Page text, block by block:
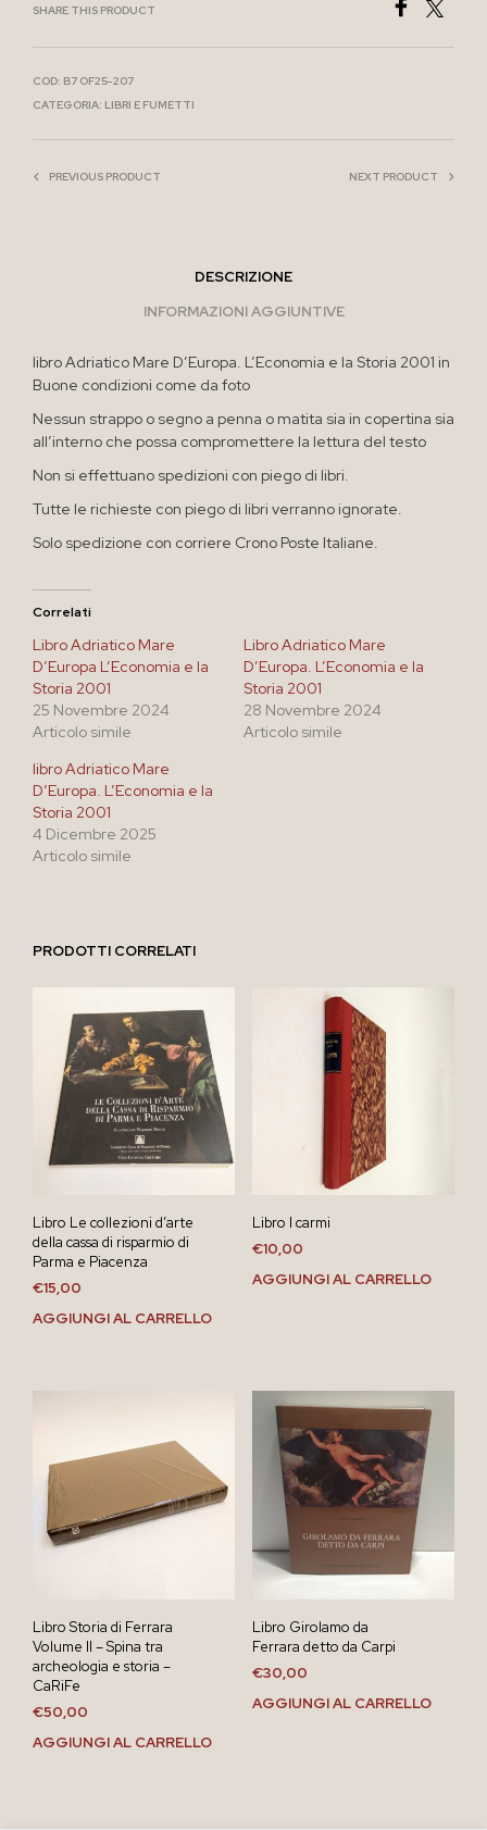
SHARE THIS PRODUCT
COD: B7 OF25-207
CATEGORIA: LIBRI E FUMETTI
PREVIOUS PRODUCT NEXT PRODUCT
DESCRIZIONE
INFORMAZIONI AGGIUNTIVE
libro Adriatico Mare D’Europa. L’Economia e la Storia 2001 in
Buone condizioni come da foto
Nessun strappo o segno a penna o matita sia in copertina sia
all’interno che possa compromettere la lettura del testo
Non si effettuano spedizioni con piego di libri.
Tutte le richieste con piego di libri verranno ignorate.
Solo spedizione con corriere Crono Poste Italiane.
Correlati
Libro Adriatico Mare
D’Europa L’Economia e la
Storia 2001
25 Novembre 2024
Articolo simile
Libro Adriatico Mare
D’Europa. L’Economia e la
Storia 2001
28 Novembre 2024
Articolo simile
libro Adriatico Mare
D’Europa. L’Economia e la
Storia 2001
4 Dicembre 2025
Articolo simile
PRODOTTI CORRELATI
Libro Le collezioni d’arte
della cassa di risparmio di
Parma e Piacenza
€15,00
AGGIUNGI AL CARRELLO
Libro I carmi
€10,00
AGGIUNGI AL CARRELLO
Libro Storia di Ferrara
Volume II – Spina tra
archeologia e storia –
CaRiFe
€50,00
AGGIUNGI AL CARRELLO
Libro Girolamo da
Ferrara detto da Carpi
€30,00
AGGIUNGI AL CARRELLO